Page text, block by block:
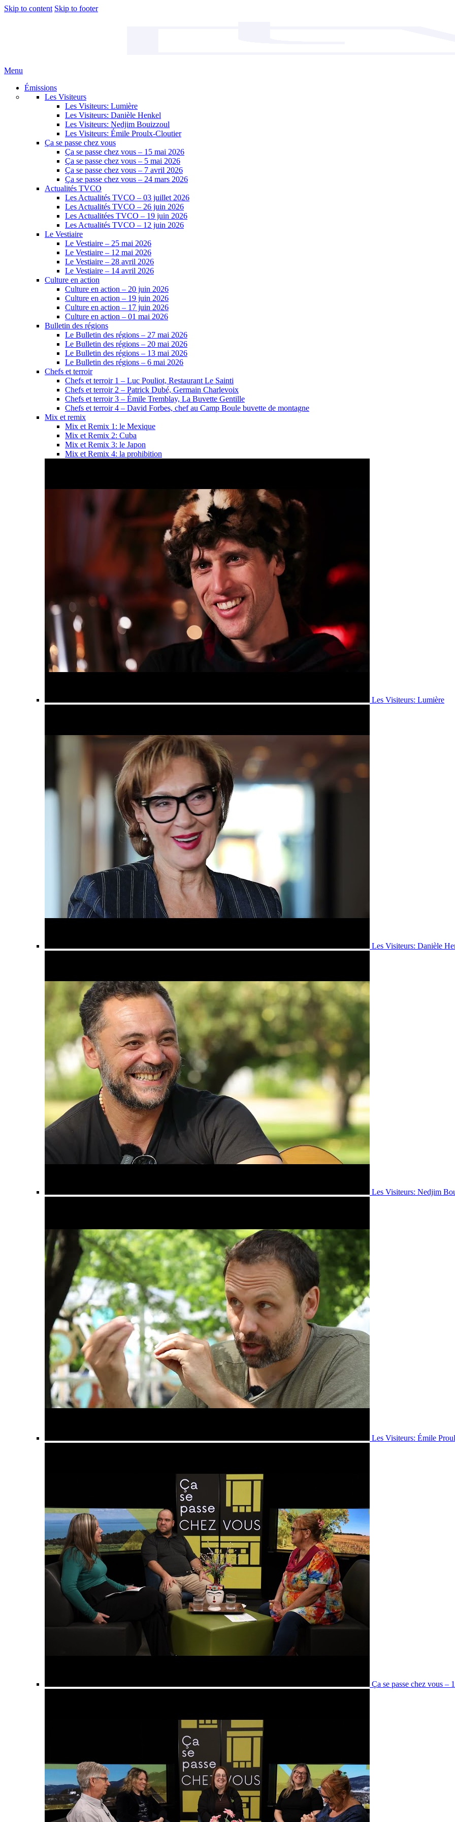
Skip to content Skip to footer
Menu
Émissions
Les Visiteurs
Les Visiteurs: Lumière
Les Visiteurs: Danièle Henkel
Les Visiteurs: Nedjim Bouizzoul
Les Visiteurs: Émile Proulx-Cloutier
Ça se passe chez vous
Ça se passe chez vous – 15 mai 2026
Ça se passe chez vous – 5 mai 2026
Ça se passe chez vous – 7 avril 2026
Ça se passe chez vous – 24 mars 2026
Actualités TVCO
Les Actualités TVCO – 03 juillet 2026
Les Actualités TVCO – 26 juin 2026
Les Actualitées TVCO – 19 juin 2026
Les Actualités TVCO – 12 juin 2026
Le Vestiaire
Le Vestiaire – 25 mai 2026
Le Vestiaire – 12 mai 2026
Le Vestiaire – 28 avril 2026
Le Vestiaire – 14 avril 2026
Culture en action
Culture en action – 20 juin 2026
Culture en action – 19 juin 2026
Culture en action – 17 juin 2026
Culture en action – 01 mai 2026
Bulletin des régions
Le Bulletin des régions – 27 mai 2026
Le Bulletin des régions – 20 mai 2026
Le Bulletin des régions – 13 mai 2026
Le Bulletin des régions – 6 mai 2026
Chefs et terroir
Chefs et terroir 1 – Luc Pouliot, Restaurant Le Sainti
Chefs et terroir 2 – Patrick Dubé, Germain Charlevoix
Chefs et terroir 3 – Émile Tremblay, La Buvette Gentille
Chefs et terroir 4 – David Forbes, chef au Camp Boule buvette de montagne
Mix et remix
Mix et Remix 1: le Mexique
Mix et Remix 2: Cuba
Mix et Remix 3: le Japon
Mix et Remix 4: la prohibition
Les Visiteurs: Lumière
Les Visiteurs: Danièle
Les Visiteurs: Nedjim
Les Visiteurs: Émile
Ça se passe chez vous –